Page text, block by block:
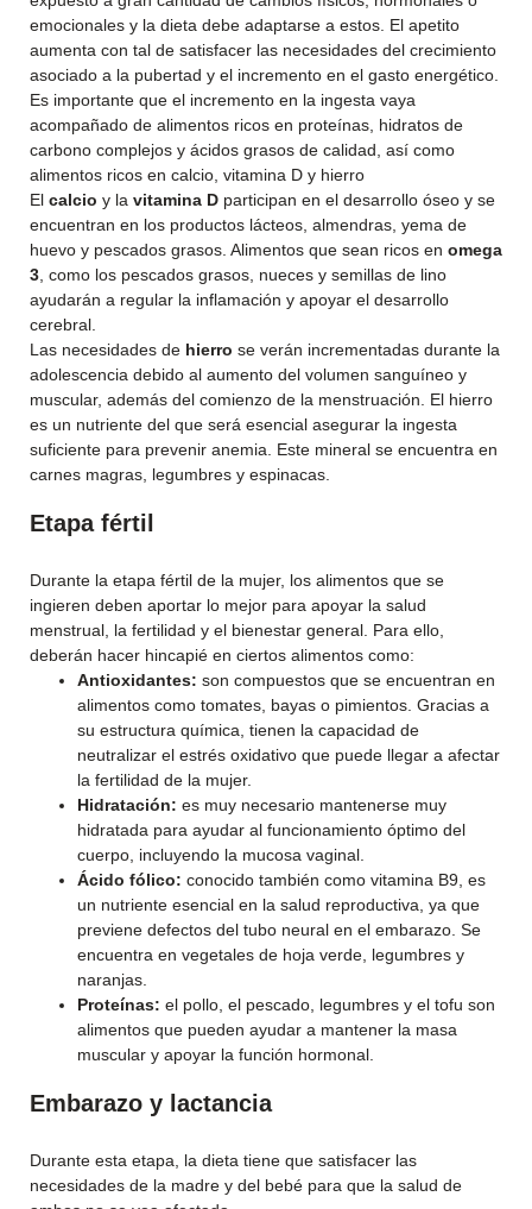
emocionales y la dieta debe adaptarse a estos. El apetito
aumenta con tal de satisfacer las necesidades del crecimiento
asociado a la pubertad y el incremento en el gasto energético.
Es importante que el incremento en la ingesta vaya
acompañado de alimentos ricos en proteínas, hidratos de
carbono complejos y ácidos grasos de calidad, así como
alimentos ricos en calcio, vitamina D y hierro
El calcio y la vitamina D participan en el desarrollo óseo y se
encuentran en los productos lácteos, almendras, yema de
huevo y pescados grasos. Alimentos que sean ricos en omega
3 , como los pescados grasos, nueces y semillas de lino
ayudarán a regular la inflamación y apoyar el desarrollo
cerebral.
Las necesidades de hierro se verán incrementadas durante la
adolescencia debido al aumento del volumen sanguíneo y
muscular, además del comienzo de la menstruación. El hierro
es un nutriente del que será esencial asegurar la ingesta
suficiente para prevenir anemia. Este mineral se encuentra en
carnes magras, legumbres y espinacas.
Etapa fértil
Durante la etapa fértil de la mujer, los alimentos que se
ingieren deben aportar lo mejor para apoyar la salud
menstrual, la fertilidad y el bienestar general. Para ello,
deberán hacer hincapié en ciertos alimentos como:
Antioxidantes: son compuestos que se encuentran en
alimentos como tomates, bayas o pimientos. Gracias a
su estructura química, tienen la capacidad de
neutralizar el estrés oxidativo que puede llegar a afectar
la fertilidad de la mujer.
Hidratación: es muy necesario mantenerse muy
hidratada para ayudar al funcionamiento óptimo del
cuerpo, incluyendo la mucosa vaginal.
Ácido fólico: conocido también como vitamina B9, es
un nutriente esencial en la salud reproductiva, ya que
previene defectos del tubo neural en el embarazo. Se
encuentra en vegetales de hoja verde, legumbres y
naranjas.
Proteínas: el pollo, el pescado, legumbres y el tofu son
alimentos que pueden ayudar a mantener la masa
muscular y apoyar la función hormonal.
Embarazo y lactancia
Durante esta etapa, la dieta tiene que satisfacer las
necesidades de la madre y del bebé para que la salud de